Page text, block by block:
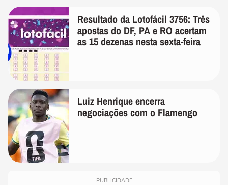
Resultado da Lotofácil 3756: Três
apostas do DF, PA e RO acertam
as 15 dezenas nesta sexta-feira
Luiz Henrique encerra
negociações com o Flamengo
PUBLICIDADE